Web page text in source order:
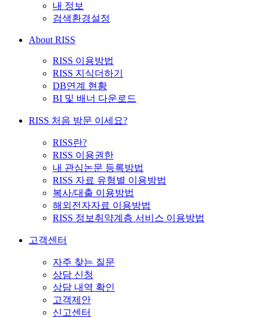
내 정보
검색환경설정
About RISS
RISS 이용방법
RISS 지식더하기
DB연계 현황
BI 및 배너 다운로드
RISS 처음 방문 이세요?
RISS란?
RISS 이용권한
내 관심논문 등록방법
RISS 자료 유형별 이용방법
복사/대출 이용방법
해외전자자료 이용방법
RISS 정보취약계층 서비스 이용방법
고객센터
자주 찾는 질문
상담 신청
상담 내역 확인
고객제안
신고센터